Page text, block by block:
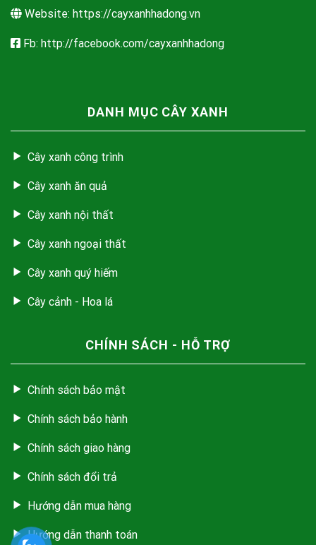
Website: https://cayxanhhadong.vn
Fb: http://facebook.com/cayxanhhadong
DANH MỤC CÂY XANH
Cây xanh công trình
Cây xanh ăn quả
Cây xanh nội thất
Cây xanh ngoại thất
Cây xanh quý hiếm
Cây cảnh - Hoa lá
CHÍNH SÁCH - HỖ TRỢ
Chính sách bảo mật
Chính sách bảo hành
Chính sách giao hàng
Chính sách đổi trả
Hướng dẫn mua hàng
Hướng dẫn thanh toán